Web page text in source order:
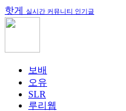
핫게 실시간 커뮤니티 인기글
보배
오유
SLR
루리웹